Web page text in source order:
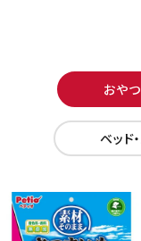
おやつ
ベッド